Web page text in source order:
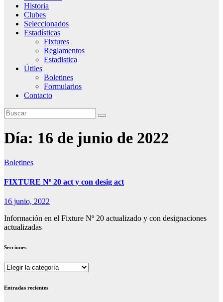
Historia
Clubes
Seleccionados
Estadísticas
Fixtures
Reglamentos
Estadistica
Útiles
Boletines
Formularios
Contacto
Día: 16 de junio de 2022
Boletines
FIXTURE Nº 20 act y con desig act
16 junio, 2022
Información en el Fixture Nº 20 actualizado y con designaciones
actualizadas
Secciones
Secciones
Entradas recientes